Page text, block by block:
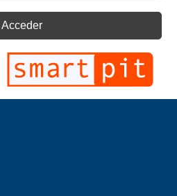
Acceder